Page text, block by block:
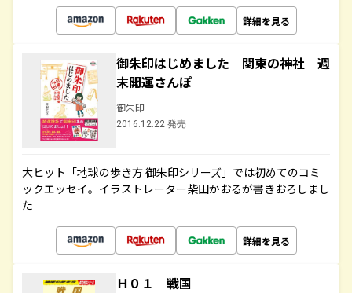
詳細を見る
御朱印はじめました 関東の神社 週
末開運さんぽ
御朱印
2016.12.22 発売
大ヒット「地球の歩き方 御朱印シリーズ」では初めてのコミ
ックエッセイ。イラストレーター柴田かおるが書きおろしまし
た
詳細を見る
Ｈ０１ 戦国